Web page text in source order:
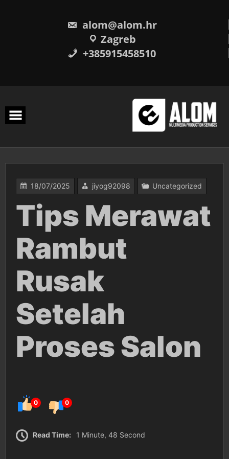
alom@alom.hr
Zagreb
+385915458510
18/07/2025 jiyog92098 Uncategorized
Tips Merawat
Rambut
Rusak
Setelah
Proses Salon
0 0
Read Time: 1 Minute, 48 Second